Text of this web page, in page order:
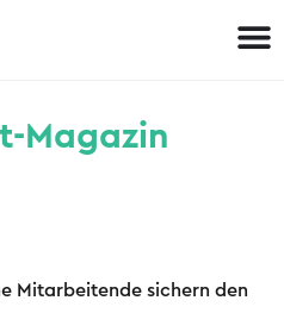
Magazin
Mitarbeitende sichern den